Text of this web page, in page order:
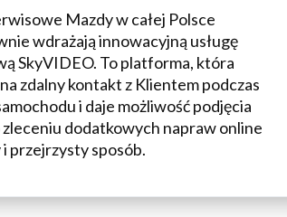
Mazdy w całej Polsce
wdrażają innowacyjną usługę
SkyVIDEO. To platforma, która
zdalny kontakt z Klientem podczas
i daje możliwość podjęcia
zleceniu dodatkowych napraw online
przejrzysty sposób.